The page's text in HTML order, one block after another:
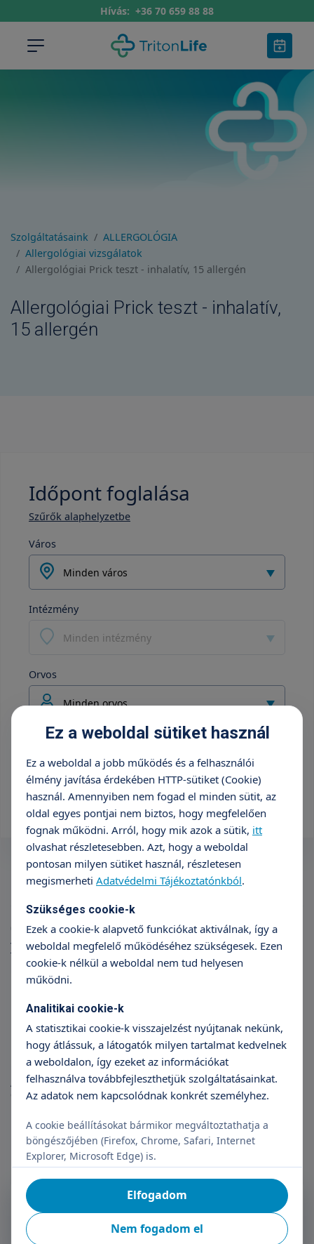
Hívás: +36 70 659 88 88
Szolgáltatásaink
ALLERGOLÓGIA
Allergológiai vizsgálatok
Allergológiai Prick teszt - inhalatív, 15 allergén
Allergológiai Prick teszt - inhalatív,
15 allergén
Időpont foglalása
Szűrők alaphelyzetbe
Város
Minden város
Intézmény
Minden intézmény
Orvos
Minden orvos
25 990 Ft
+36 70 659 88 88
Cikkek
További cikkek
Allergia vizsgálatok: mi a teendő
gyanú esetén?
Feliratkozás a Triton
Hírlevélre
Ez a weboldal sütiket használ
Ez a weboldal a jobb működés és a felhasználói
élmény javítása érdekében HTTP-sütiket (Cookie)
használ. Amennyiben nem fogad el minden sütit, az
oldal egyes pontjai nem biztos, hogy megfelelően
fognak működni. Arról, hogy mik azok a sütik, itt
olvashat részletesebben. Azt, hogy a weboldal
pontosan milyen sütiket használ, részletesen
megismerheti Adatvédelmi Tájékoztatónkból.
Szükséges cookie-k
Ezek a cookie-k alapvető funkciókat aktiválnak, így a
weboldal megfelelő működéséhez szükségesek. Ezen
cookie-k nélkül a weboldal nem tud helyesen
működni.
Analitikai cookie-k
A statisztikai cookie-k visszajelzést nyújtanak nekünk,
hogy átlássuk, a látogatók milyen tartalmat kedvelnek
a weboldalon, így ezeket az információkat
felhasználva továbbfejleszthetjük szolgáltatásainkat.
Az adatok nem kapcsolódnak konkrét személyhez.
A cookie beállításokat bármikor megváltoztathatja a
böngészőjében (Firefox, Chrome, Safari, Internet
Explorer, Microsoft Edge) is.
Nem fogadom el
Elfogadom